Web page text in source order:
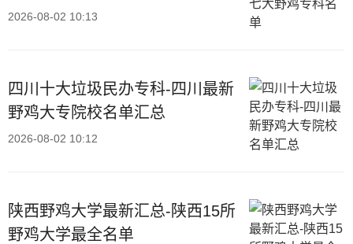
2026-08-02 10:13
四川十大垃圾民办专科-四川最新
野鸡大专院校名单汇总
2026-08-02 10:12
陕西野鸡大学最新汇总-陕西15所
野鸡大学最全名单